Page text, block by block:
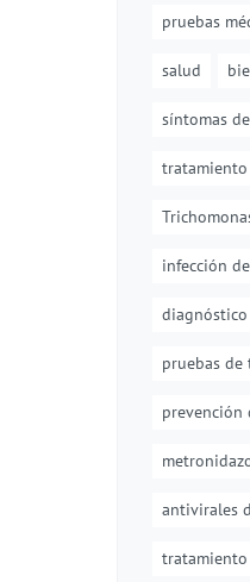
pruebas
salud
síntomas
infección
pruebas
prevención
antivirales
tratamiento